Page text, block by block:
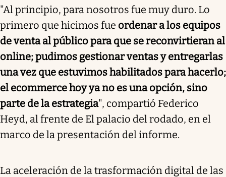
"Al principio, para nosotros fue muy duro. Lo
primero que hicimos fue ordenar a los equipos
de venta al público para que se reconvirtieran al
online; pudimos gestionar ventas y entregarlas
una vez que estuvimos habilitados para hacerlo;
el ecommerce hoy ya no es una opción, sino
parte de la estrategia", compartió Federico
Heyd, al frente de El palacio del rodado, en el
marco de la presentación del informe.
La aceleración de la trasformación digital de las